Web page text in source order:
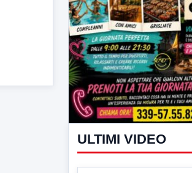
ULTIMI VIDEO